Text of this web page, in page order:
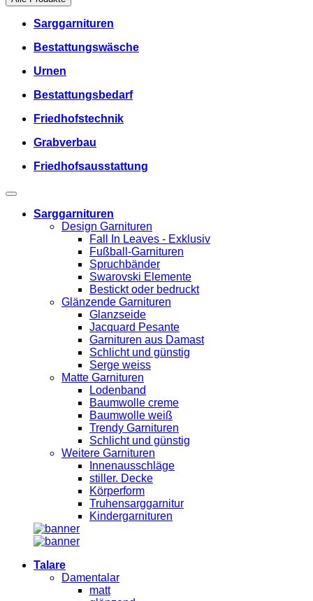
Sarggarnituren
Bestattungswäsche
Urnen
Bestattungsbedarf
Friedhofstechnik
Grabverbau
Friedhofsausstattung
Sarggarnituren
Design Garnituren
Fall In Leaves - Exklusiv
Fußball-Garnituren
Spruchbänder
Swarovski Elemente
Bestickt oder bedruckt
Glänzende Garnituren
Glanzseide
Jacquard Pesante
Garnituren aus Damast
Schlicht und günstig
Serge weiss
Matte Garnituren
Lodenband
Baumwolle creme
Baumwolle weiß
Trendy Garnituren
Schlicht und günstig
Weitere Garnituren
Innenausschläge
stiller. Decke
Körperform
Truhensarggarnitur
Kindergarnituren
Talare
Damentalar
matt